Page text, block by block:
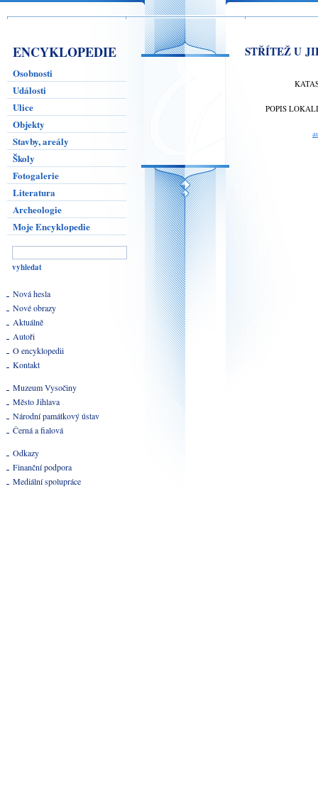
ENCYKLOPEDIE
Osobnosti
Události
Ulice
Objekty
Stavby, areály
Školy
Fotogalerie
Literatura
Archeologie
Moje Encyklopedie
Nová hesla
Nové obrazy
Aktuálně
Autoři
O encyklopedii
Kontakt
Muzeum Vysočiny
Město Jihlava
Národní památkový ústav
Černá a fialová
Odkazy
Finanční podpora
Mediální spolupráce
STŘÍTEŽ U
POPIS